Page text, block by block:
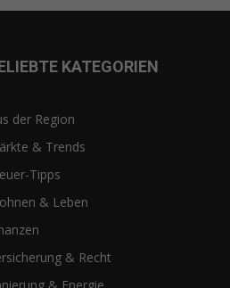
KATEGORIEN
der Region
& Trends
Tipps
& Leben
& Recht